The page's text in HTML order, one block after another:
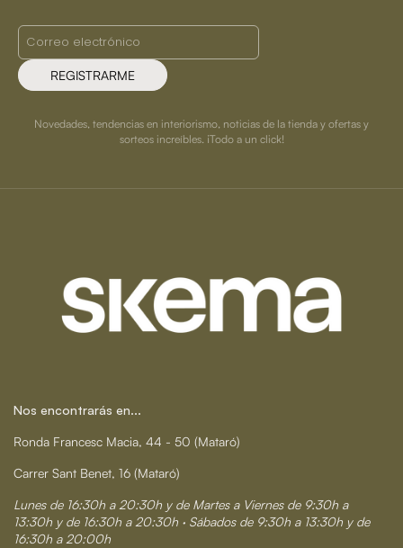
REGISTRARME
Novedades, tendencias en interiorismo, noticias de la tienda y ofertas y
sorteos increíbles. ¡Todo a un click!
Nos encontrarás en...
Ronda Francesc Macia, 44 - 50 (Mataró)
Carrer Sant Benet, 16 (Mataró)
Lunes de 16:30h a 20:30h y de Martes a Viernes de 9:30h a
13:30h y de 16:30h a 20:30h · Sábados de 9:30h a 13:30h y de
16:30h a 20:00h